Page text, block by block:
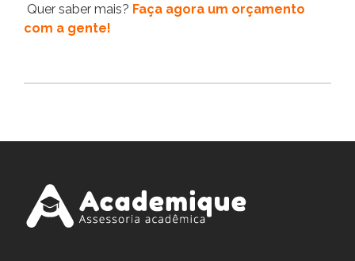
Quer saber mais? Faça agora um orçamento
com a gente!